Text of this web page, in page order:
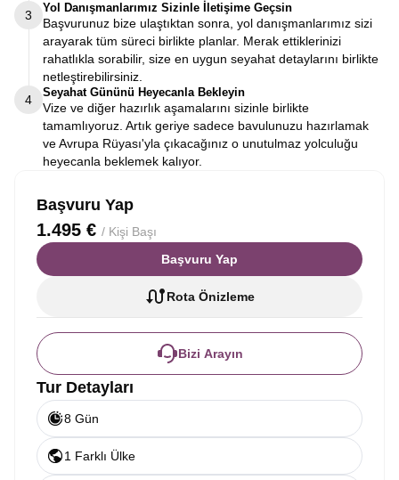
3
Yol Danışmanlarımız Sizinle İletişime Geçsin
Başvurunuz bize ulaştıktan sonra, yol danışmanlarımız sizi
arayarak tüm süreci birlikte planlar. Merak ettiklerinizi
rahatlıkla sorabilir, size en uygun seyahat detaylarını birlikte
netleştirebilirsiniz.
4
Seyahat Gününü Heyecanla Bekleyin
Vize ve diğer hazırlık aşamalarını sizinle birlikte
tamamlıyoruz. Artık geriye sadece bavulunuzu hazırlamak
ve Avrupa Rüyası'yla çıkacağınız o unutulmaz yolculuğu
heyecanla beklemek kalıyor.
Başvuru Yap
1.495 € / Kişi Başı
Başvuru Yap
Rota Önizleme
Bizi Arayın
Tur Detayları
8 Gün
1 Farklı Ülke